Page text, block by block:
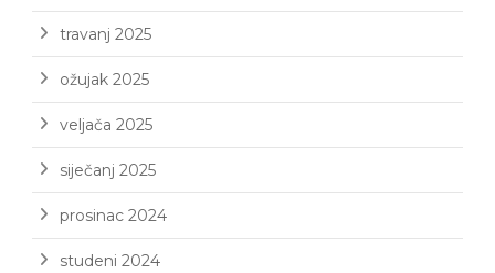
travanj 2025
ožujak 2025
veljača 2025
siječanj 2025
prosinac 2024
studeni 2024